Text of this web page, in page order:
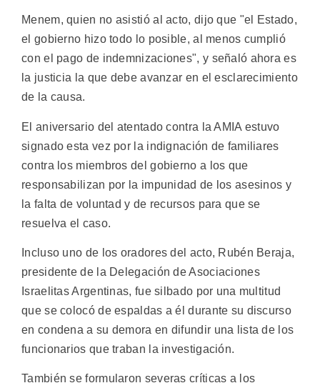
Menem, quien no asistió al acto, dijo que "el Estado,
el gobierno hizo todo lo posible, al menos cumplió
con el pago de indemnizaciones", y señaló ahora es
la justicia la que debe avanzar en el esclarecimiento
de la causa.
El aniversario del atentado contra la AMIA estuvo
signado esta vez por la indignación de familiares
contra los miembros del gobierno a los que
responsabilizan por la impunidad de los asesinos y
la falta de voluntad y de recursos para que se
resuelva el caso.
Incluso uno de los oradores del acto, Rubén Beraja,
presidente de la Delegación de Asociaciones
Israelitas Argentinas, fue silbado por una multitud
que se colocó de espaldas a él durante su discurso
en condena a su demora en difundir una lista de los
funcionarios que traban la investigación.
También se formularon severas críticas a los